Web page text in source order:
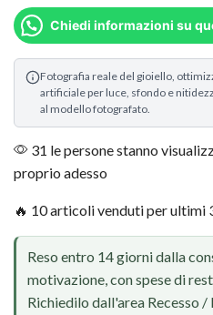
Chiedi informazioni su
Fotografia reale del gioiello,
artificiale per luce, sfondo e
al modello fotografato.
31 le persone stanno
proprio adesso
🔥 10 articoli venduti per ultimi
Reso entro 14 giorni dalla
motivazione, con spese di
Richiedilo dall'area Recesso /